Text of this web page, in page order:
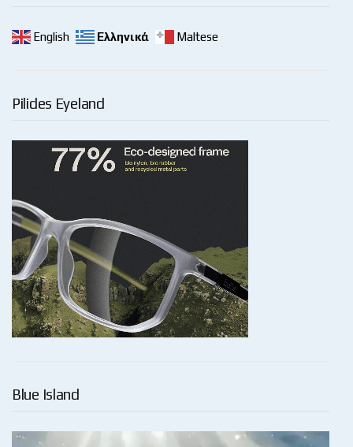
English Ελληνικά Maltese
Pilides Eyeland
Blue Island